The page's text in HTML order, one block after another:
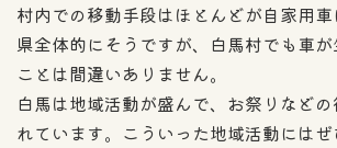
村内での移動手段はほとんどが自家用
県全体的にそうですが、白馬村でも車
ことは間違いありません。
白馬は地域活動が盛んで、お祭りなど
れています。こういった地域活動には